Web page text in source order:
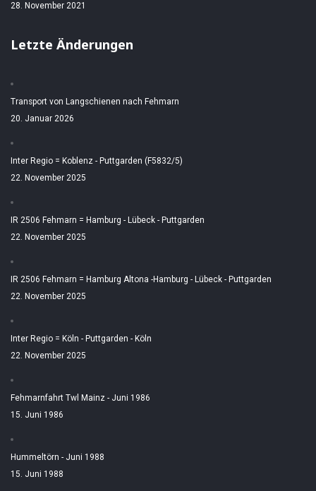
28. November 2021
Letzte Änderungen
Transport von Langschienen nach Fehmarn
20. Januar 2026
Inter Regio = Koblenz - Puttgarden (F5832/5)
22. November 2025
IR 2506 Fehmarn = Hamburg - Lübeck - Puttgarden
22. November 2025
IR 2506 Fehmarn = Hamburg Altona -Hamburg - Lübeck - Puttgarden
22. November 2025
Inter Regio = Köln - Puttgarden - Köln
22. November 2025
Fehmarnfahrt Twl Mainz - Juni 1986
15. Juni 1986
Hummeltörn - Juni 1988
15. Juni 1988